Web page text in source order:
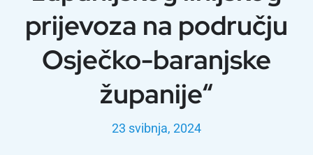
prijevoza na području
Osječko-baranjske
županije“
23 svibnja, 2024